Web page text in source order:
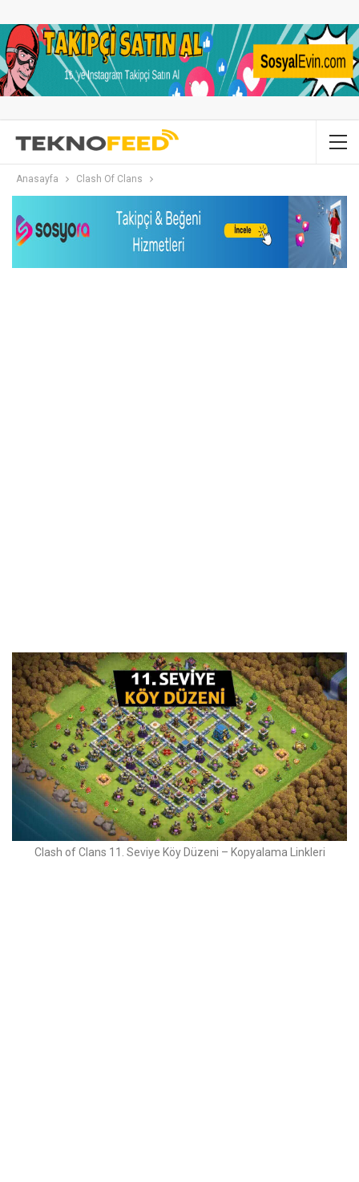
Anasayfa Clash Of Clans
Clash of Clans 11. Seviye Köy Düzeni – Kopyalama Linkleri